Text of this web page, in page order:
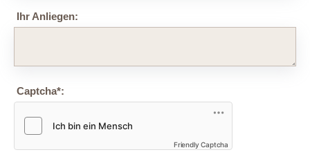
Ihr Anliegen:
Captcha*:
Friendly Captcha